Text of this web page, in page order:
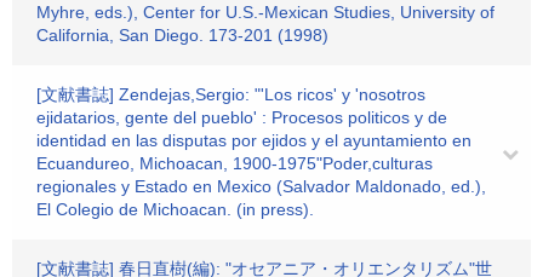
Myhre, eds.), Center for U.S.-Mexican Studies, University of
California, San Diego. 173-201 (1998)
[文献書誌] Zendejas,Sergio: "'Los ricos' y 'nosotros
ejidatarios, gente del pueblo' : Procesos politicos y de
identidad en las disputas por ejidos y el ayuntamiento en
Ecuandureo, Michoacan, 1900-1975"Poder,culturas
regionales y Estado en Mexico (Salvador Maldonado, ed.),
El Colegio de Michoacan. (in press).
[文献書誌] 春日直樹(編): "オセアニア・オリエンタリズム"世